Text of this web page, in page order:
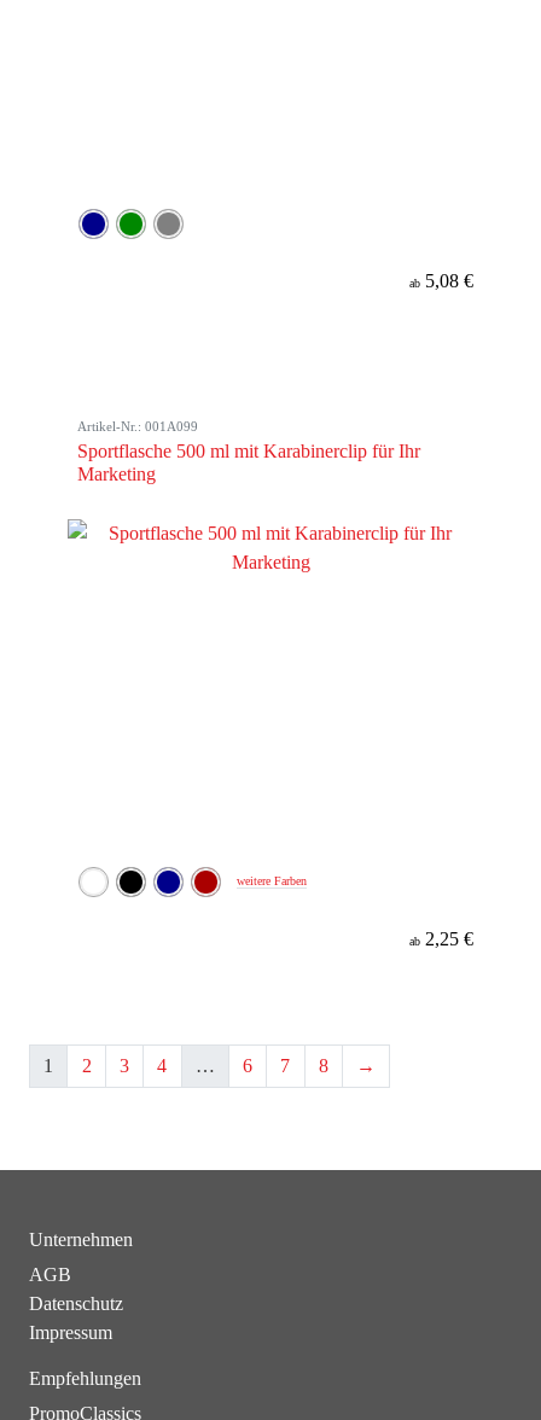
ab 5,08 €
Artikel-Nr.: 001A099
Sportflasche 500 ml mit Karabinerclip für Ihr
Marketing
weitere Farben
ab 2,25 €
1 2 3 4 … 6 7 8 →
Unternehmen
AGB
Datenschutz
Impressum
Empfehlungen
PromoClassics